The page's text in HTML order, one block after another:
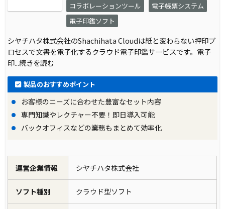
コラボレーションツール
電子帳票システム
電子印鑑ソフト
シヤチハタ株式会社のShachihata Cloudは紙と変わらない押印プ
ロセスで文書を電子化するクラウド電子印鑑サービスです。電子
印...続きを読む
製品のおすすめポイント
お客様のニーズに合わせた豊富なセット内容
専門知識やレクチャー不要！即日導入可能
バックオフィスなどの業務もまとめて効率化
運営企業情報 シヤチハタ株式会社
ソフト種別 クラウド型ソフト